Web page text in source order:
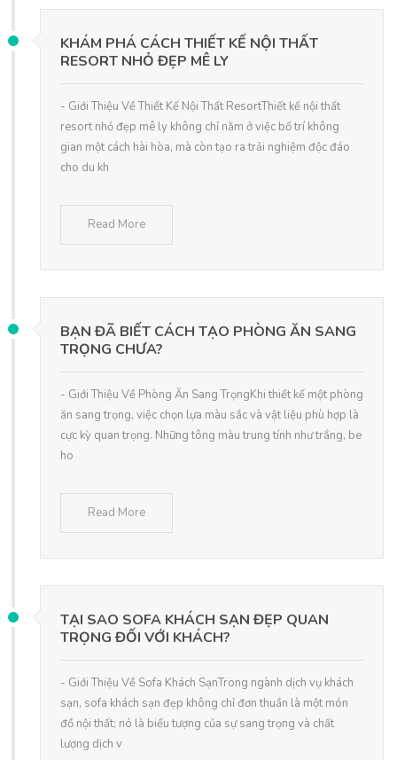
KHÁM PHÁ CÁCH THIẾT KẾ NỘI THẤT
RESORT NHỎ ĐẸP MÊ LY
- Giới Thiệu Về Thiết Kế Nội Thất ResortThiết kế nội thất
resort nhỏ đẹp mê ly không chỉ nằm ở việc bố trí không
gian một cách hài hòa, mà còn tạo ra trải nghiệm độc đáo
cho du kh
Read More
BẠN ĐÃ BIẾT CÁCH TẠO PHÒNG ĂN SANG
TRỌNG CHƯA?
- Giới Thiệu Về Phòng Ăn Sang TrọngKhi thiết kế một phòng
ăn sang trọng, việc chọn lựa màu sắc và vật liệu phù hợp là
cực kỳ quan trọng. Những tông màu trung tính như trắng, be
ho
Read More
TẠI SAO SOFA KHÁCH SẠN ĐẸP QUAN
TRỌNG ĐỐI VỚI KHÁCH?
- Giới Thiệu Về Sofa Khách SạnTrong ngành dịch vụ khách
sạn, sofa khách sạn đẹp không chỉ đơn thuần là một món
đồ nội thất; nó là biểu tượng của sự sang trọng và chất
lượng dịch v